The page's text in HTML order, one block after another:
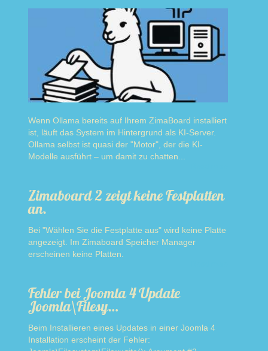
Wenn Ollama bereits auf Ihrem ZimaBoard installiert
ist, läuft das System im Hintergrund als KI-Server.
Ollama selbst ist quasi der "Motor", der die KI-
Modelle ausführt – um damit zu chatten...
Zimaboard 2 zeigt keine Festplatten
an.
Bei "Wählen Sie die Festplatte aus" wird keine Platte
angezeigt. Im Zimaboard Speicher Manager
erscheinen keine Platten.
Fehler bei Joomla 4 Update
Joomla\Filesy…
Beim Installieren eines Updates in einer Joomla 4
Installation erscheint der Fehler: